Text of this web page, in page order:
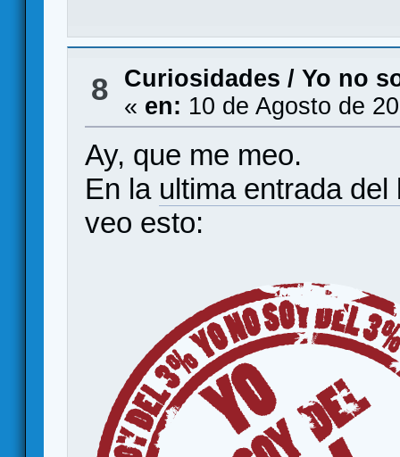
8 Curiosidades / Yo no
« en: 10 de Agosto de
Ay, que me meo.
En la ultima entrada
veo esto: